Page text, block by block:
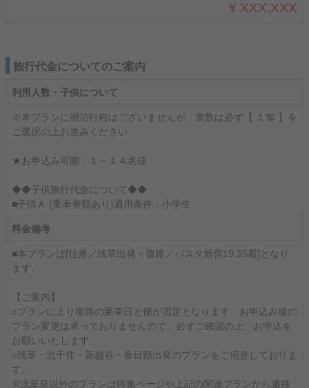
¥ XXX,XXX
旅行代金についてのご案内
利用人数・子供について
※本プランに宿泊行程はございませんが、室数は必ず【 １室 】を
ご選択の上お進みください
★お申込み可能：１～１４名様
◆◆子供旅行代金について◆◆
■子供Ａ (乗車券類あり)適用条件：小学生
料金備考
■本プランは[往路／浅草出発・復路／バスタ新宿19:35着]となり
ます。
【ご案内】
○プランにより復路の乗車日と便が固定となります。お申込み後の
プラン変更は承っておりませんので、必ずご確認の上、お申込を
お願いいたします。
○浅草・北千住・新越谷・春日部出発のプランをご用意しておりま
す。
※浅草発以外のプランは特集ページや上記の関連プランから遷移